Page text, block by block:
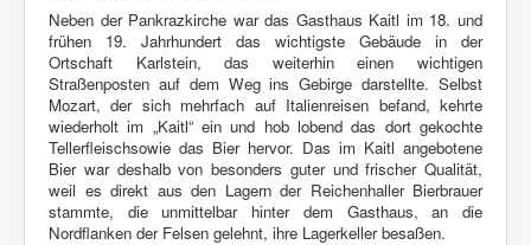
Neben der Pankrazkirche war das Gasthaus Kaitl im 18. und
frühen 19. Jahrhundert das wichtigste Gebäude in der
Ortschaft Karlstein, das weiterhin einen wichtigen
Straßenposten auf dem Weg ins Gebirge darstellte. Selbst
Mozart, der sich mehrfach auf Italienreisen befand, kehrte
wiederholt im „Kaitl“ ein und hob lobend das dort gekochte
Tellerfleischsowie das Bier hervor. Das im Kaitl angebotene
Bier war deshalb von besonders guter und frischer Qualität,
weil es direkt aus den Lagern der Reichenhaller Bierbrauer
stammte, die unmittelbar hinter dem Gasthaus, an die
Nordflanken der Felsen gelehnt, ihre Lagerkeller besaßen.